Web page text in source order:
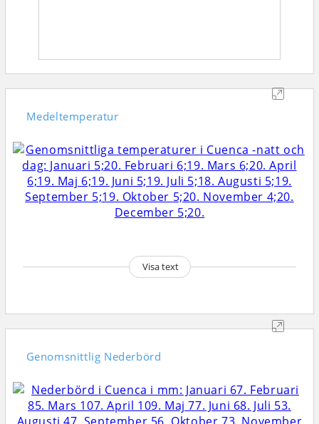
Medeltemperatur
Visa text
Genomsnittlig Nederbörd